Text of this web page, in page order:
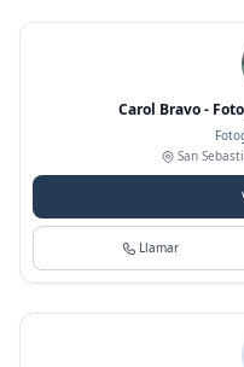
Carol Bravo -
San
Llamar